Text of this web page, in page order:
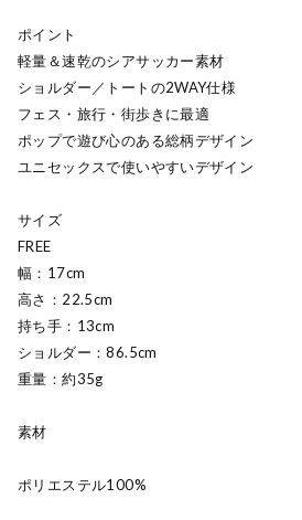
ポイント
軽量＆速乾のシアサッカー素材
ショルダー／トートの2WAY仕様
フェス・旅行・街歩きに最適
ポップで遊び心のある総柄デザイン
ユニセックスで使いやすいデザイン
サイズ
FREE
幅：17cm
高さ：22.5cm
持ち手：13cm
ショルダー：86.5cm
重量：約35g
素材
ポリエステル100%